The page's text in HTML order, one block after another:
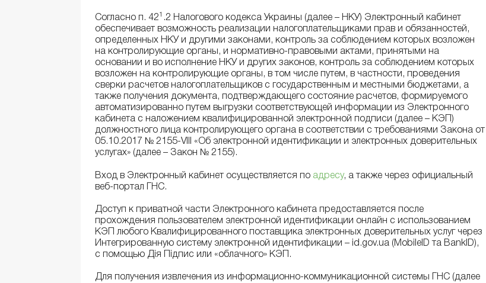
Согласно п. 421 .2 Налогового кодекса Украины (далее – НКУ) Электронный кабинет
обеспечивает возможность реализации налогоплательщиками прав и обязанностей,
определенных НКУ и другими законами, контроль за соблюдением которых возложен
на контролирующие органы, и нормативно-правовыми актами, принятыми на
основании и во исполнение НКУ и других законов, контроль за соблюдением которых
возложен на контролирующие органы, в том числе путем, в частности, проведения
сверки расчетов налогоплательщиков с государственным и местными бюджетами, а
также получения документа, подтверждающего состояние расчетов, формируемого
автоматизированно путем выгрузки соответствующей информации из Электронного
кабинета с наложением квалифицированной электронной подписи (далее – КЭП)
должностного лица контролирующего органа в соответствии с требованиями Закона от
05.10.2017 № 2155-VIII «Об электронной идентификации и электронных доверительных
услугах» (далее – Закон № 2155).
Вход в Электронный кабинет осуществляется по адресу, а также через официальный
веб-портал ГНС.
Доступ к приватной части Электронного кабинета предоставляется после
прохождения пользователем электронной идентификации онлайн с использованием
КЭП любого Квалифицированного поставщика электронных доверительных услуг через
Интегрированную систему электронной идентификации – id.gov.ua (MobileID та BankID),
с помощью Дія Підпис или «облачного» КЭП.
Для получения извлечения из информационно-коммуникационной системы ГНС (далее